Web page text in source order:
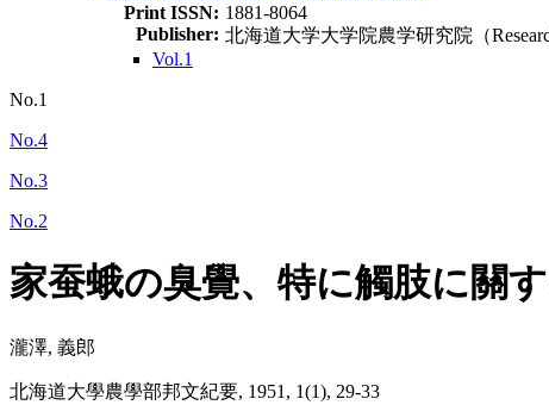
Print ISSN: 1881-8064
Publisher: 北海道大学大学院農学研究院（
Vol.1
No.1
No.4
No.3
No.2
家蚕蛾の臭覺、特に觸肢に關
瀧澤, 義郎
北海道大學農學部邦文紀要, 1951, 1(1), 29-33